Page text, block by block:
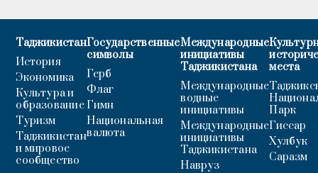
Таджикистан
История
Экономика
Культура и
образование
Туризм
Таджикистан
и мировое
сообщество
Государственные
символы
Герб
Флаг
Гимн
Национальная
валюта
Международные
инициативы
Таджикистана
Международные
водные
инициативы
Международные
инициативы
Таджикистана
Навруз
места
Парк
Гиссар
Хулбук
Саразм